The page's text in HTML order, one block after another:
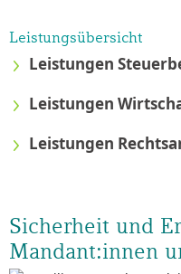
Leistungsübersicht
Leistungen
Leistungen
Leistungen
Sicherheit und
Mandant:innen